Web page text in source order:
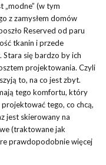
„modne” (w tym
z zamysłem domów
Reserved od paru
tkanin i przede
się bardzo by ich
projektowania. Czyli
to, na co jest zbyt.
tego komfortu, który
tego, co chcą,
jest skierowany na
(traktowane jak
prawdopodobnie więcej